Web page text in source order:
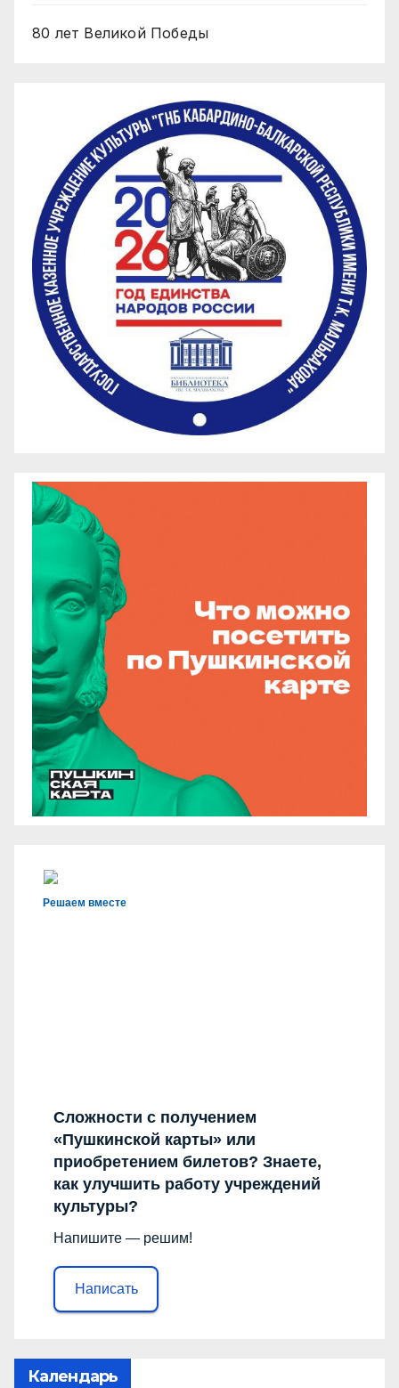
80 лет Великой Победы
Решаем вместе
Сложности с получением
«Пушкинской карты» или
приобретением билетов? Знаете,
как улучшить работу учреждений
культуры?
Напишите — решим!
Написать
Календарь